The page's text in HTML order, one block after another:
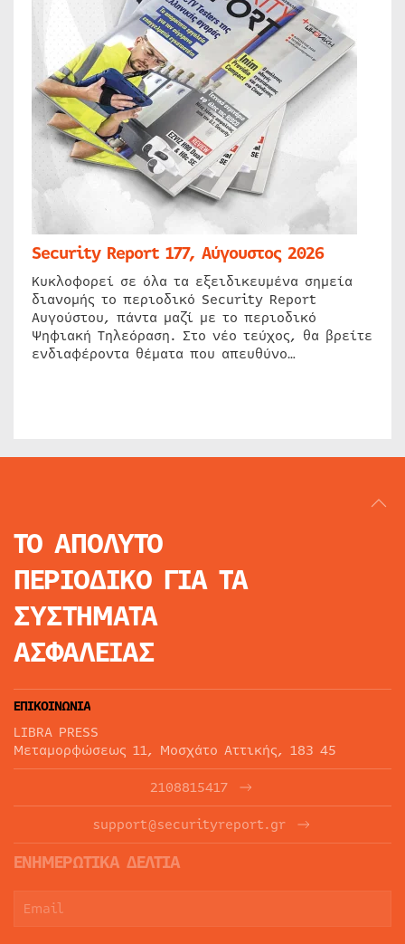
Security Report 177, Αύγουστος 2026
Κυκλοφορεί σε όλα τα εξειδικευμένα σημεία
διανομής το περιοδικό Security Report
Αυγούστου, πάντα μαζί με το περιοδικό
Ψηφιακή Τηλεόραση. Στο νέο τεύχος, θα βρείτε
ενδιαφέροντα θέματα που απευθύνο…
ΤΟ ΑΠΟΛΥΤΟ
ΠΕΡΙΟΔΙΚΟ ΓΙΑ ΤΑ
ΣΥΣΤΗΜΑΤΑ
ΑΣΦΑΛΕΙΑΣ
ΕΠΙΚΟΙΝΩΝΙΑ
LIBRA PRESS
Μεταμορφώσεως 11, Μοσχάτο Αττικής, 183 45
2108815417
support@securityreport.gr
ΕΝΗΜΕΡΩΤΙΚΑ ΔΕΛΤΙΑ